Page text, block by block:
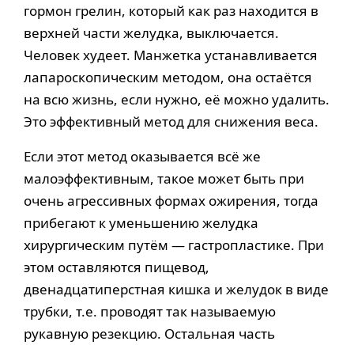
гормон грелин, который как раз находится в
верхней части желудка, выключается.
Человек худеет. Манжетка устанавливается
лапароскопическим методом, она остаётся
на всю жизнь, если нужно, её можно удалить.
Это эффективный метод для снижения веса.
Если этот метод оказывается всё же
малоэффективным, такое может быть при
очень агрессивных формах ожирения, тогда
прибегают к уменьшению желудка
хирургическим путём — гастропластике. При
этом оставляются пищевод,
двенадцатиперстная кишка и желудок в виде
трубки, т.е. проводят так называемую
рукавную резекцию. Остальная часть